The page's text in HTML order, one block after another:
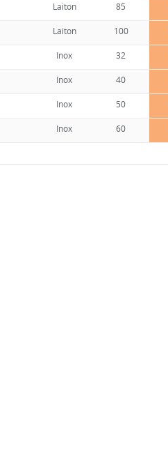
Laiton 85
Laiton 100
Inox 32
Inox 40
Inox 50
Inox 60